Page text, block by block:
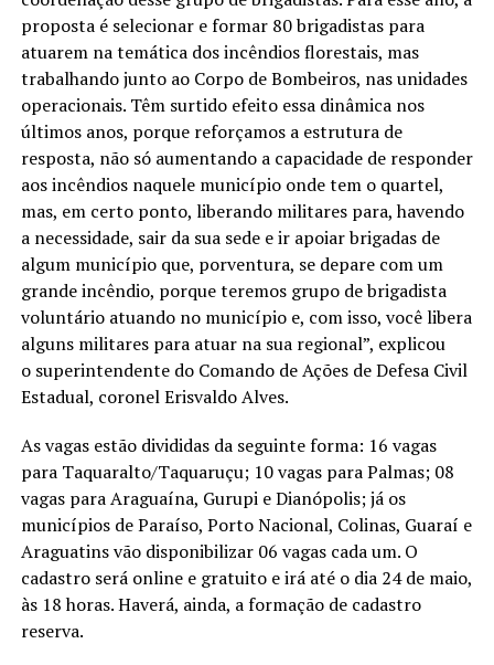
proposta é selecionar e formar 80 brigadistas para
atuarem na temática dos incêndios florestais, mas
trabalhando junto ao Corpo de Bombeiros, nas unidades
operacionais. Têm surtido efeito essa dinâmica nos
últimos anos, porque reforçamos a estrutura de
resposta, não só aumentando a capacidade de responder
aos incêndios naquele município onde tem o quartel,
mas, em certo ponto, liberando militares para, havendo
a necessidade, sair da sua sede e ir apoiar brigadas de
algum município que, porventura, se depare com um
grande incêndio, porque teremos grupo de brigadista
voluntário atuando no município e, com isso, você libera
alguns militares para atuar na sua regional”, explicou
o superintendente do Comando de Ações de Defesa Civil
Estadual, coronel Erisvaldo Alves.
As vagas estão divididas da seguinte forma: 16 vagas
para Taquaralto/Taquaruçu; 10 vagas para Palmas; 08
vagas para Araguaína, Gurupi e Dianópolis; já os
municípios de Paraíso, Porto Nacional, Colinas, Guaraí e
Araguatins vão disponibilizar 06 vagas cada um. O
cadastro será online e gratuito e irá até o dia 24 de maio,
às 18 horas. Haverá, ainda, a formação de cadastro
reserva.